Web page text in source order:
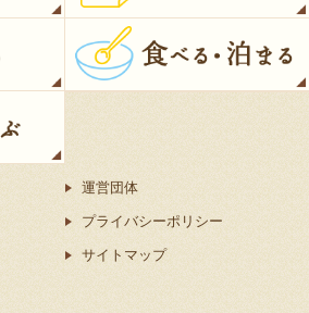
運営団体
プライバシーポリシー
サイトマップ